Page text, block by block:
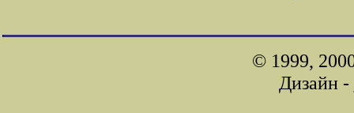
© 1999,
Дизайн -